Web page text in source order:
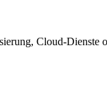
Cloud-Dienste